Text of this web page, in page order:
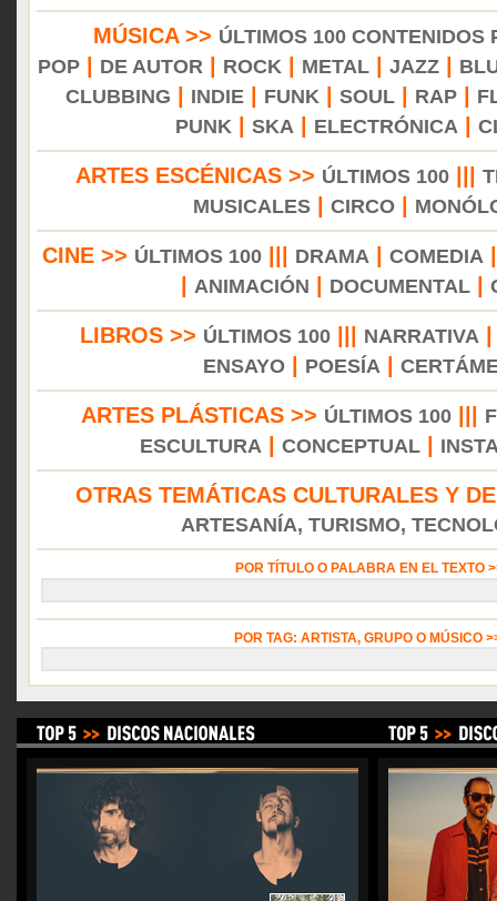
MÚSICA >> ÚLTIMOS 100 CONTENIDOS
POP| DE AUTOR ROCK METAL| JAZZ|
CLUBBING
INDIE| FUNK SOUL| RAP|
PUNK
SKA ELECTRÓNICA
ARTES ESCÉNICAS >> ÚLTIMOS 100
MUSICALES
CIRCO
CINE >> ÚLTIMOS 100||| DRAMA COMEDIA
ANIMACIÓN DOCUMENTAL|
LIBROS >> ÚLTIMOS 100 NARRATIVA
ENSAYO| POESÍA
ARTES PLÁSTICAS >> ÚLTIMOS 100|||
ESCULTURA
CONCEPTUAL
OTRAS TEMÁTICAS CULTURALES Y
ARTESANÍA, TURISMO,
POR TÍTULO O PALABRA EN EL TEXTO
POR TAG: ARTISTA, GRUPO O MÚSICO